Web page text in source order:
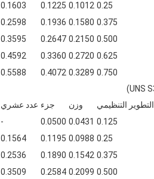
0.25
0.1012
0.1225
0.1603
0.375
0.1580
0.1936
0.2598
0.500
0.2150
0.2647
0.3595
0.625
0.2720
0.3360
0.4592
0.750
0.3289
0.4072
0.5588
التطوير التنظيمي
وزن جزء عدد عشري
0.125
0.0431
0.0500
-
0.25
0.0988
0.1195
0.1564
0.375
0.1542
0.1890
0.2536
0.500
0.2099
0.2584
0.3509